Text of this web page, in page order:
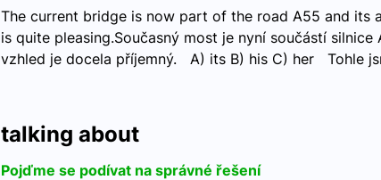
The current bridge is now part of the road A55 and its
is quite pleasing.Současný most je nyní součástí silnice
vzhled je docela příjemný. A) its B) his C) her Tohle
talking about
Pojďme se podívat na správné řešení